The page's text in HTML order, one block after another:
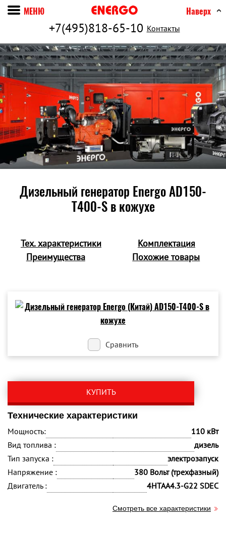
+7(495)818-65-10 Контакты
МЕНЮ Наверх
Дизельный генератор Energo AD150-
T400-S в кожухе
Тех. характеристики
Комплектация
Преимущества
Похожие товары
Сравнить
КУПИТЬ
Технические характеристики
Мощность:
110 кВт
Вид топлива :
дизель
Тип запуска :
электрозапуск
Напряжение :
380 Вольт (трехфазный)
Двигатель :
4HTAA4.3-G22 SDEC
Смотреть все характеристики